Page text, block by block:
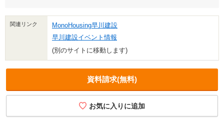
関連リンク
MonoHousing早川建設
早川建設イベント情報
(別のサイトに移動します)
資料請求(無料)